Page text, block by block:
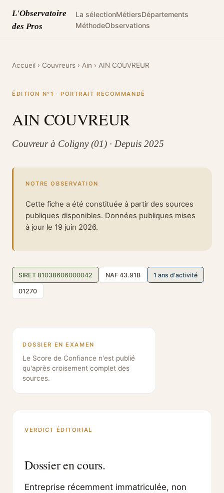
L'Observatoire
des Pros
La sélectionMétiersDépartements
MéthodeObservations
Accueil › Couvreurs › Ain › AIN COUVREUR
ÉDITION N°1 · PORTRAIT RECOMMANDÉ
AIN COUVREUR
Couvreur à Coligny (01) · Depuis 2025
NOTRE OBSERVATION
Cette fiche a été constituée à partir des sources
publiques disponibles. Données publiques mises
à jour le 19 juin 2026.
SIRET 81038606000042 NAF 43.91B 1 ans d'activité
01270
DOSSIER EN EXAMEN
Le Score de Confiance n'est publié
qu'après croisement complet des
sources.
VERDICT ÉDITORIAL
Dossier en cours.
Entreprise récemment immatriculée, non